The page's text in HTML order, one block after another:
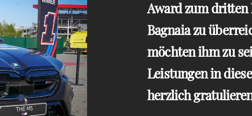
Award zum dritten
Bagnaia zu
möchten ihm zu
Leistungen in
herzlich